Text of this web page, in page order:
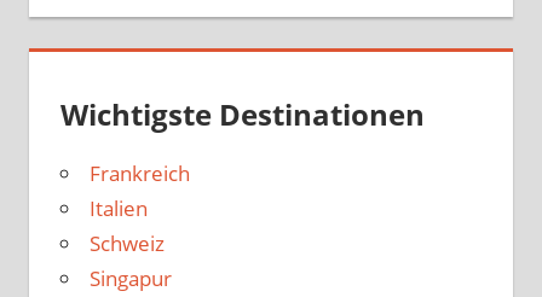
Wichtigste Destinationen
Frankreich
Italien
Schweiz
Singapur